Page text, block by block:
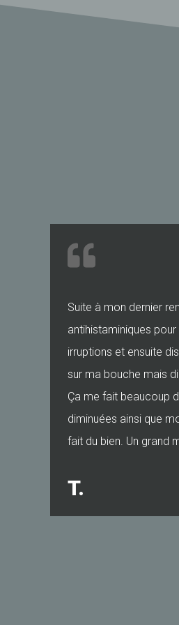
Suite à mon dernier
antihistaminiques
irruptions et ensuite
sur ma bouche mais
Ça me fait beaucoup
diminuées ainsi que
fait du bien. Un grand
T.